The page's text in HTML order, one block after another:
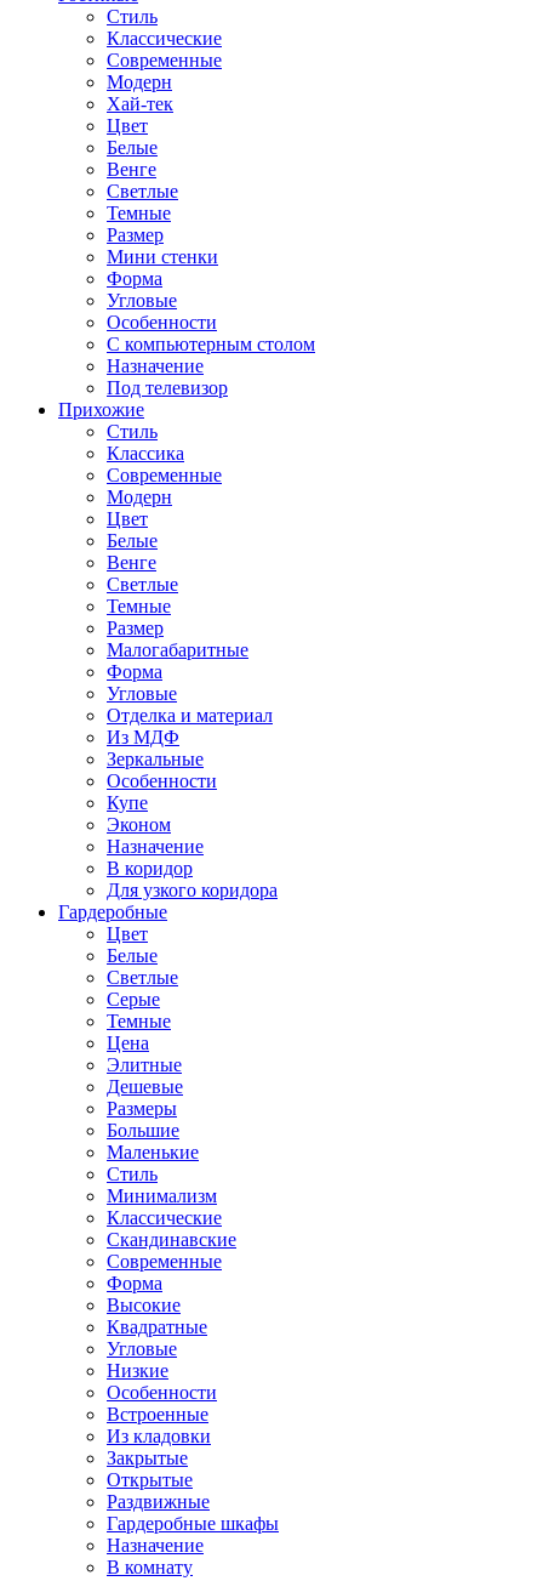
Стиль
Классические
Современные
Модерн
Хай-тек
Цвет
Белые
Венге
Светлые
Темные
Размер
Мини стенки
Форма
Угловые
Особенности
С компьютерным столом
Назначение
Под телевизор
Прихожие
Стиль
Классика
Современные
Модерн
Цвет
Белые
Венге
Светлые
Темные
Размер
Малогабаритные
Форма
Угловые
Отделка и материал
Из МДФ
Зеркальные
Особенности
Купе
Эконом
Назначение
В коридор
Для узкого коридора
Гардеробные
Цвет
Белые
Светлые
Серые
Темные
Цена
Элитные
Дешевые
Размеры
Большие
Маленькие
Стиль
Минимализм
Классические
Скандинавские
Современные
Форма
Высокие
Квадратные
Угловые
Низкие
Особенности
Встроенные
Из кладовки
Закрытые
Открытые
Раздвижные
Гардеробные шкафы
Назначение
В комнату